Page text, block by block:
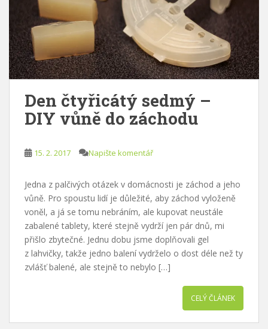
Den čtyřicátý sedmý –
DIY vůně do záchodu
15. 2. 2017 Napište komentář
Jedna z palčivých otázek v domácnosti je záchod a jeho
vůně. Pro spoustu lidí je důležité, aby záchod vyloženě
voněl, a já se tomu nebráním, ale kupovat neustále
zabalené tablety, které stejně vydrží jen pár dnů, mi
přišlo zbytečné. Jednu dobu jsme doplňovali gel
z lahvičky, takže jedno balení vydrželo o dost déle než ty
zvlášť balené, ale stejně to nebylo […]
CELÝ ČLÁNEK